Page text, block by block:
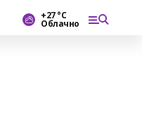
+27 °С
Облачно